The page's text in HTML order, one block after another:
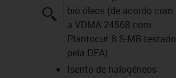
igus-icon-lupe
bio óleos (de acordo com
a VDMA 24568 com
Plantocut 8 S-MB testado
pela DEA)
Isento de halogéneos